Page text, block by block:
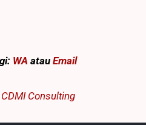
WA atau Email
CDMI Consulting